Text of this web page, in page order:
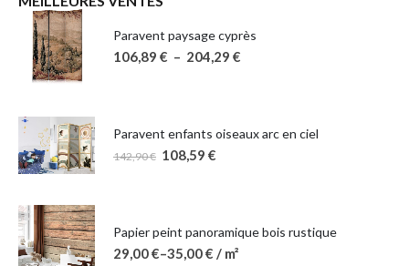
Paravent paysage cyprès
106,89 € – 204,29 €
Paravent enfants oiseaux arc en ciel
142,90€ 108,59 €
Papier peint panoramique bois rustique
29,00€–35,00€ / m²